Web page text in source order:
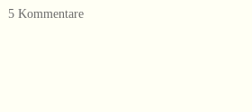
5 Kommentare